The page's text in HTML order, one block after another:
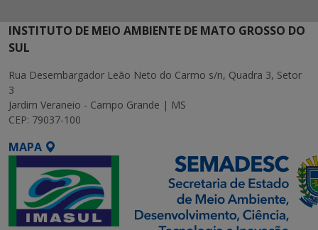
INSTITUTO DE MEIO AMBIENTE DE MATO GROSSO DO
SUL
Rua Desembargador Leão Neto do Carmo s/n, Quadra 3, Setor
3
Jardim Veraneio - Campo Grande | MS
CEP: 79037-100
MAPA